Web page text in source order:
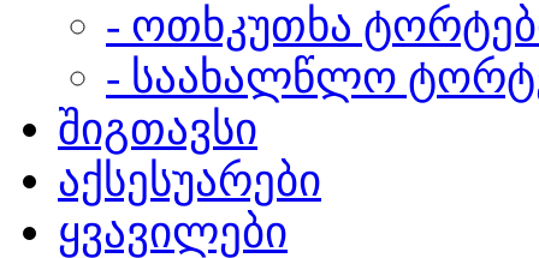
- ოთხკუთხა
- საახალწლო
შიგთავსი
აქსესუარები
ყვავილები